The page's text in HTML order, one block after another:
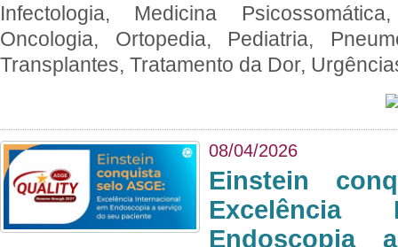
Infectologia, Medicina
Oncologia, Ortopedia, Pediatria,
Transplantes, Tratamento da Dor,
08/04/2026
Einstein
Excelência
Endoscopia